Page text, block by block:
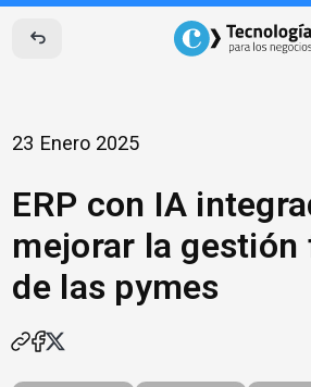
Skip
content
23 Enero 2025
ERP con IA
mejorar la gestión
de las pymes